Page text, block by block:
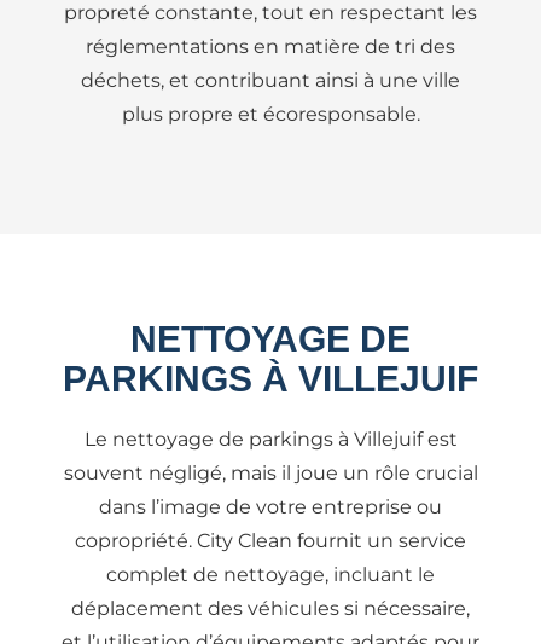
propreté constante, tout en respectant les
réglementations en matière de tri des
déchets, et contribuant ainsi à une ville
plus propre et écoresponsable.
NETTOYAGE DE
PARKINGS À VILLEJUIF
Le nettoyage de parkings à Villejuif est
souvent négligé, mais il joue un rôle crucial
dans l’image de votre entreprise ou
copropriété. City Clean fournit un service
complet de nettoyage, incluant le
déplacement des véhicules si nécessaire,